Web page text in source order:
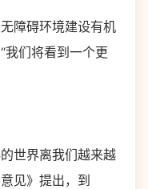
障碍环境建设有机
我们将看到一个更
世界离我们越来越
见》提出，到